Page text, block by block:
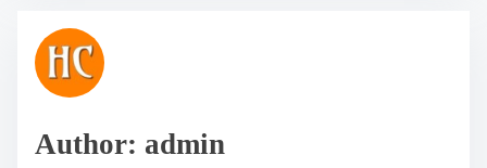
i
p
s
e
d
i
Author: admin